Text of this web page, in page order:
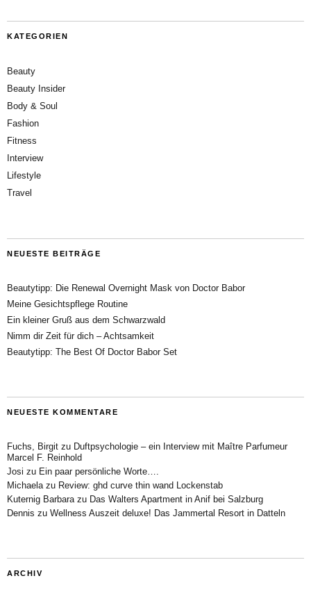
KATEGORIEN
Beauty
Beauty Insider
Body & Soul
Fashion
Fitness
Interview
Lifestyle
Travel
NEUESTE BEITRÄGE
Beautytipp: Die Renewal Overnight Mask von Doctor Babor
Meine Gesichtspflege Routine
Ein kleiner Gruß aus dem Schwarzwald
Nimm dir Zeit für dich – Achtsamkeit
Beautytipp: The Best Of Doctor Babor Set
NEUESTE KOMMENTARE
Fuchs, Birgit zu Duftpsychologie – ein Interview mit Maître Parfumeur
Marcel F. Reinhold
Josi zu Ein paar persönliche Worte….
Michaela zu Review: ghd curve thin wand Lockenstab
Kuternig Barbara zu Das Walters Apartment in Anif bei Salzburg
Dennis zu Wellness Auszeit deluxe! Das Jammertal Resort in Datteln
ARCHIV